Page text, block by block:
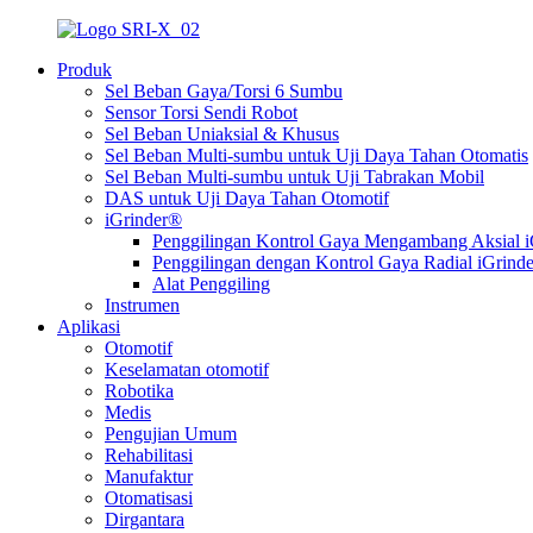
Produk
Sel Beban Gaya/Torsi 6 Sumbu
Sensor Torsi Sendi Robot
Sel Beban Uniaksial & Khusus
Sel Beban Multi-sumbu untuk Uji Daya Tahan Otomatis
Sel Beban Multi-sumbu untuk Uji Tabrakan Mobil
DAS untuk Uji Daya Tahan Otomotif
iGrinder®
Penggilingan Kontrol Gaya Mengambang Aksial
Penggilingan dengan Kontrol Gaya Radial
Alat Penggiling
Instrumen
Aplikasi
Otomotif
Keselamatan otomotif
Robotika
Medis
Pengujian Umum
Rehabilitasi
Manufaktur
Otomatisasi
Dirgantara